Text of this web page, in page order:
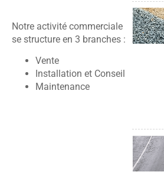
Notre activité commerciale
se structure en 3 branches :
Vente
Installation et Conseil
Maintenance